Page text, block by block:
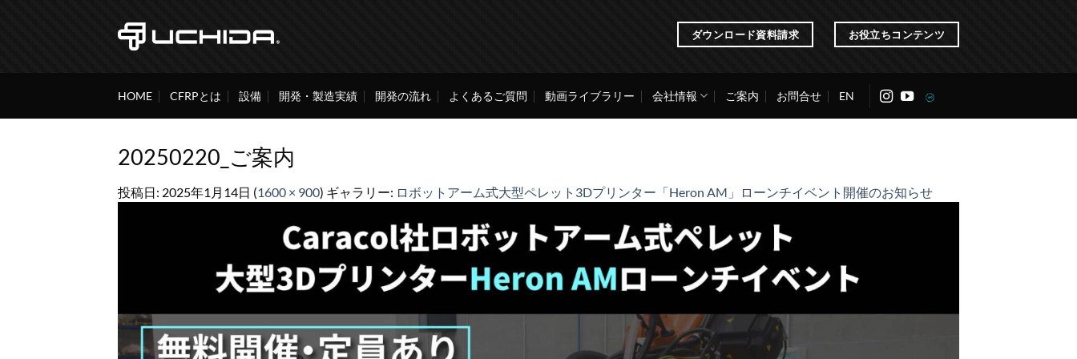
ダウンロード資料請求 お役立ちコンテンツ
HOME CFRPとは 設備 開発・製造実績 開発の流れ よくあるご質問 動画ライブラリー 会社情報 ご案内 お問合せ EN
20250220_ご案内
投稿日: 2025年1月14日 (1600 × 900) ギャラリー: ロボットアーム式大型ペレット3Dプリンター「Heron AM」ローンチイベント開催のお知らせ